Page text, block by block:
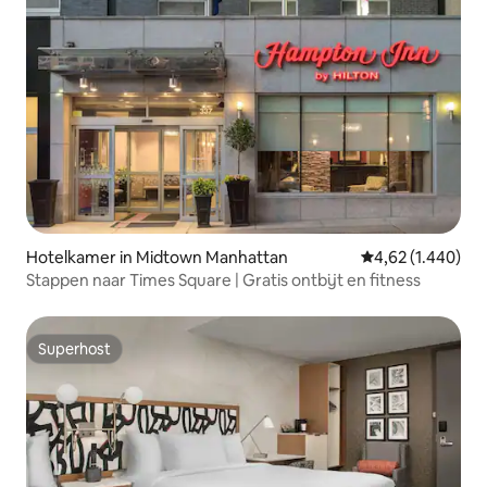
Hotelkamer in Midtown Manhattan Gemiddelde
4,62 (1.440)
Stappen naar Times Square | Gratis ontbijt en fitness
Superhost
Superhost